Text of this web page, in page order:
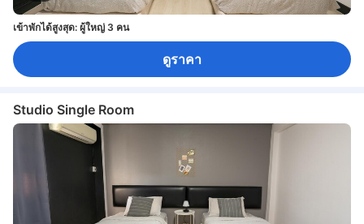
เข้าพักได้สูงสุด: ผู้ใหญ่ 3 คน
ดูราคา
Studio Single Room